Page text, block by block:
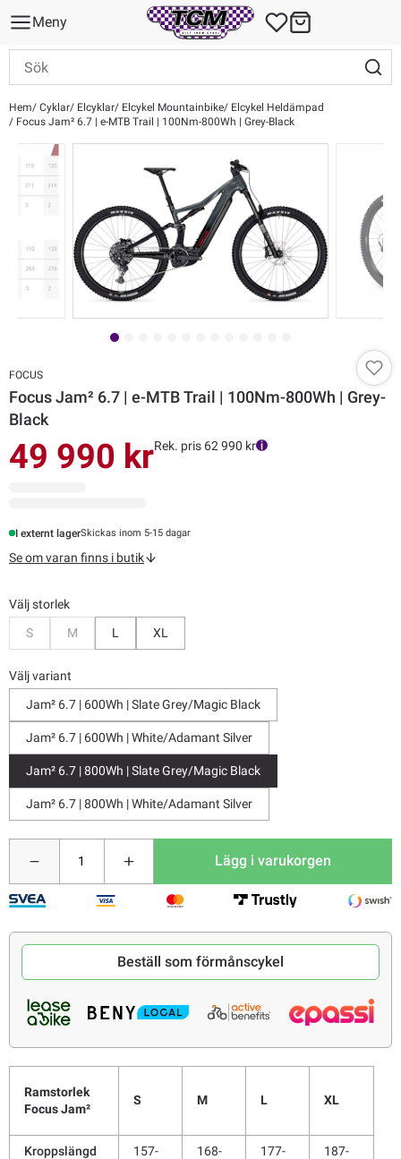
Meny
Hem Cyklar Elcyklar Elcykel Mountainbike
Elcykel Heldämpad
Focus Jam² 6.7 | e-MTB Trail | 100Nm-800Wh | Grey-Black
FOCUS
Focus Jam² 6.7 | e-MTB Trail | 100Nm-800Wh | Grey-
Black
49 990 krRek. pris 62 990 kr
I externt lagerSkickas inom 5-15 dagar
Se om varan finns i butik
Välj storlek
S
M L XL
Välj variant
Jam² 6.7 | 600Wh | Slate Grey/Magic Black
Jam² 6.7 | 600Wh | White/Adamant Silver
Jam² 6.7 | 800Wh | Slate Grey/Magic Black
Jam² 6.7 | 800Wh | White/Adamant Silver
Lägg i varukorgen
Beställ som förmånscykel
Ramstorlek
Focus Jam²
S M L XL
Kroppslängd
157-
168-
177-
187-